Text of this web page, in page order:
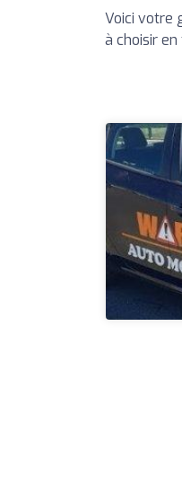
Voici votre
à choisir